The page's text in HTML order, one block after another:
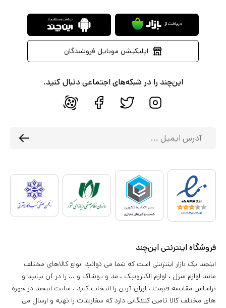
اپلیکیشن موبایل فروشندگان
این‌چند را در شبکه‌های اجتماعی دنبال کنید.
فروشگاه اینترنتی این‌چند
اینچند یک بازار اینترنتی است که شما می توانید انواع کالاهای مختلف
مانند لوازم منزل ، لوازم الکترونیک ، مد و پوشاک و ... را در آن بیابید و
براساس مقایسه قیمت ، ارزان ترین را انتخاب کنید . سایت اینچند در حوزه
های مختلف کالا تامین کنندگانی دارد که سفارشات را تهیه و ارسال می